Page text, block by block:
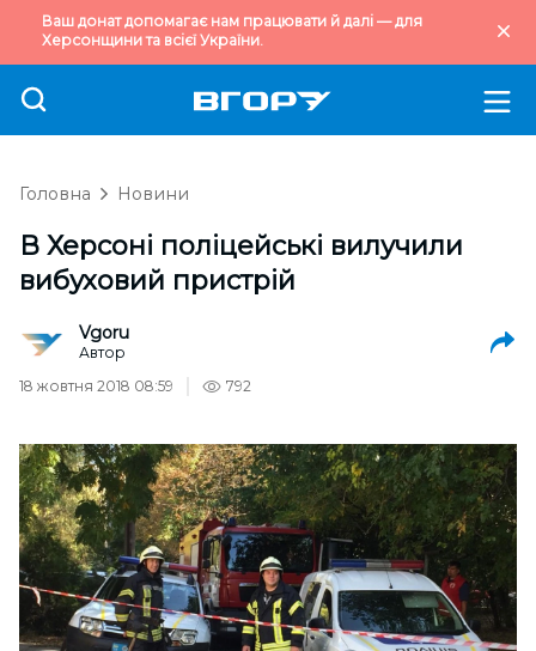
Ваш донат допомагає нам працювати й далі — для
Херсонщини та всієї України.
Головна Новини
В Херсоні поліцейські вилучили
вибуховий пристрій
Vgoru
Автор
18 жовтня 2018 08:59
792